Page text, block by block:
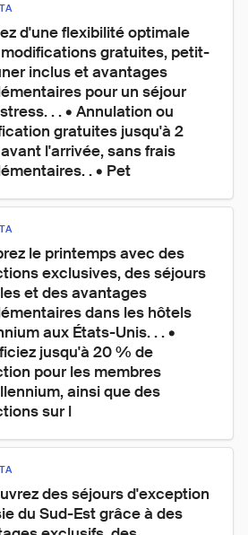
d'une flexibilité optimale
gratuites, petit-
inclus et avantages
pour un séjour
. . • Annulation ou
gratuites jusqu'à 2
l'arrivée, sans frais
. • Pet
le printemps avec des
exclusives, des séjours
et des avantages
dans les hôtels
aux États-Unis. . . •
jusqu'à 20 % de
pour les membres
ainsi que des
sur l
des séjours d'exception
du Sud-Est grâce à des